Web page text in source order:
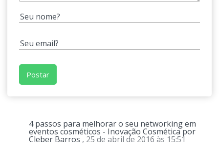
4 passos para melhorar o seu networking em
eventos cosméticos - Inovação Cosmética por
Cleber Barros , 25 de abril de 2016 às 15:51